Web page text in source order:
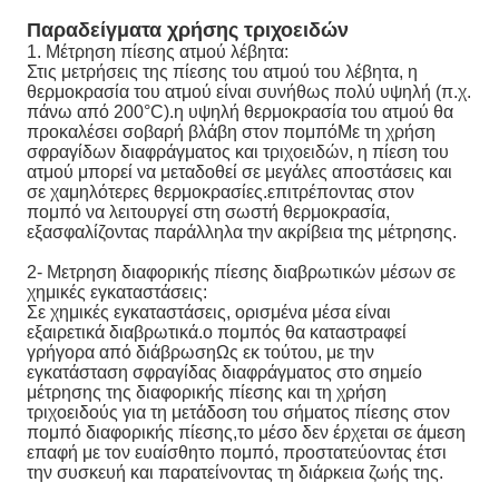
Παραδείγματα χρήσης τριχοειδών
1. Μέτρηση πίεσης ατμού λέβητα:
Στις μετρήσεις της πίεσης του ατμού του λέβητα, η
θερμοκρασία του ατμού είναι συνήθως πολύ υψηλή (π.χ.
πάνω από 200°C).η υψηλή θερμοκρασία του ατμού θα
προκαλέσει σοβαρή βλάβη στον πομπόΜε τη χρήση
σφραγίδων διαφράγματος και τριχοειδών, η πίεση του
ατμού μπορεί να μεταδοθεί σε μεγάλες αποστάσεις και
σε χαμηλότερες θερμοκρασίες.επιτρέποντας στον
πομπό να λειτουργεί στη σωστή θερμοκρασία,
εξασφαλίζοντας παράλληλα την ακρίβεια της μέτρησης.
2- Μετρηση διαφορικής πίεσης διαβρωτικών μέσων σε
χημικές εγκαταστάσεις:
Σε χημικές εγκαταστάσεις, ορισμένα μέσα είναι
εξαιρετικά διαβρωτικά.ο πομπός θα καταστραφεί
γρήγορα από διάβρωσηΩς εκ τούτου, με την
εγκατάσταση σφραγίδας διαφράγματος στο σημείο
μέτρησης της διαφορικής πίεσης και τη χρήση
τριχοειδούς για τη μετάδοση του σήματος πίεσης στον
πομπό διαφορικής πίεσης,το μέσο δεν έρχεται σε άμεση
επαφή με τον ευαίσθητο πομπό, προστατεύοντας έτσι
την συσκευή και παρατείνοντας τη διάρκεια ζωής της.